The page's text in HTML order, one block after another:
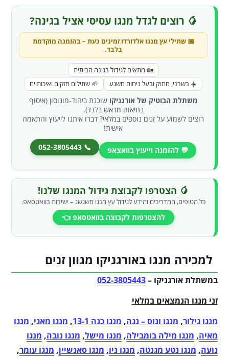
🥭 רוצים לגדל מנגו עסיסי אציל בגינה?
📅 שתילי עץ מנגו אלדורדוזמינים כעת –בהזמנה מוקדמת
בלבד.
🏡 מתאים לגידול בגינה הביתית
☀️ בשרני, מתוק ובעל ניחוח משגע
🌱 שתילים חזקים ואיכותיים
משתלת הבוטיק של אורגניקו שוכנת ביהוד-מונוסון (איסוף
בתיאום מראש בלבד).
רוצים לשמוע על זנים נוספים במלאי? דברו איתנו לייעוץ והתאמה
אישית!
💬 להזמנה וייעוץ בוואצאפ 📞 052-3805443
🥭 הצטרפו לקבוצת גידול המנגו שלנו!
כל הטיפים, המדריכים והידע לגידול עץ מנגו משגשג – ישירות בוואטסאפ.
להצטרפות לקבוצה בוואטסאפ 👈
למכירה מנגו באורגניקו מגוון זנים
במשתלת אורגניקו –052-3805443
זני מנגו הנמצאים במלאי
מנגו גילור, מנגו ונוס – נגה, מנגו כנה 13-1 , מנגו מאגי, מנגו
מאיה, מנגו מילה בומבילה, מנגו מישל, מנגו נובה, מנגו
נועה, מנגו נטע מגנטה, מנגו ניו, מנגו סאנשיין, מנגו עומר,